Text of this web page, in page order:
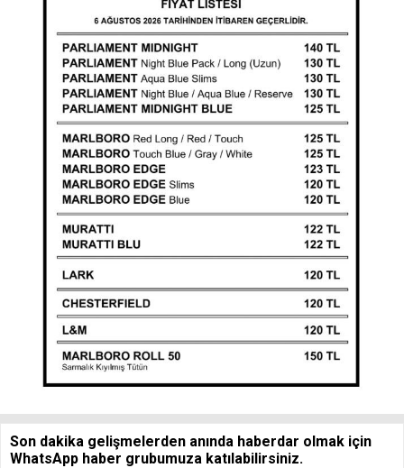
Son dakika gelişmelerden anında haberdar olmak için
WhatsApp haber grubumuza katılabilirsiniz.